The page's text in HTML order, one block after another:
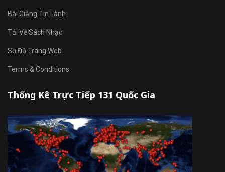
Bài Giảng Tin Lành
Tải Về Sách Nhạc
Sơ Đồ Trang Web
Terms & Conditions
Thống Kê Trực Tiếp 131 Quốc Gia